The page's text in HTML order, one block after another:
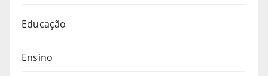
Educação
Ensino